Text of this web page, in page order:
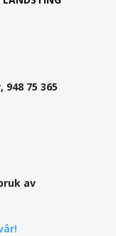
75 365
av